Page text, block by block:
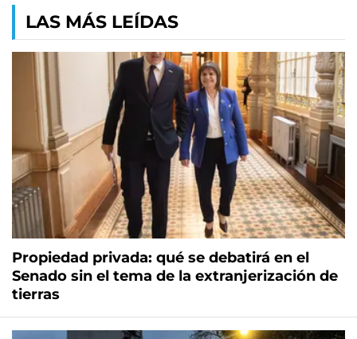
LAS MÁS LEÍDAS
Propiedad privada: qué se debatirá en el
Senado sin el tema de la extranjerización de
tierras